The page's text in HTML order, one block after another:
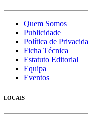
Quem Somos
Publicidade
Política de
Ficha Técnica
Estatuto Editorial
Equipa
Eventos
LOCAIS